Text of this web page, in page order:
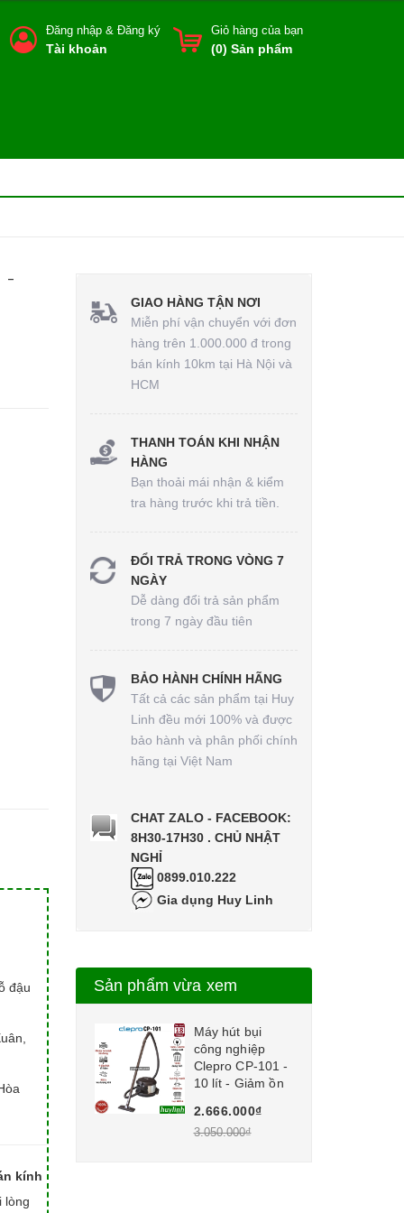
Giỏ hàng của bạn
(0) Sản phẩm
Đăng nhập & Đăng ký
Tài khoản
-
đậu
kính
lòng
GIAO HÀNG TẬN NƠI
Miễn phí vận chuyển với đơn
hàng trên 1.000.000 đ trong
bán kính 10km tại Hà Nội và
HCM
THANH TOÁN KHI NHẬN
HÀNG
Bạn thoải mái nhận & kiểm
tra hàng trước khi trả tiền.
ĐỔI TRẢ TRONG VÒNG 7
NGÀY
Dễ dàng đổi trả sản phẩm
trong 7 ngày đầu tiên
BẢO HÀNH CHÍNH HÃNG
Tất cả các sản phẩm tại Huy
Linh đều mới 100% và được
bảo hành và phân phối chính
hãng tại Việt Nam
CHAT ZALO - FACEBOOK:
8H30-17H30 . CHỦ NHẬT
NGHỈ
0899.010.222
Gia dụng Huy Linh
Sản phẩm vừa xem
Máy hút bụi
công nghiệp
Clepro CP-101 -
10 lít - Giảm ồn
2.666.000₫
3.050.000₫